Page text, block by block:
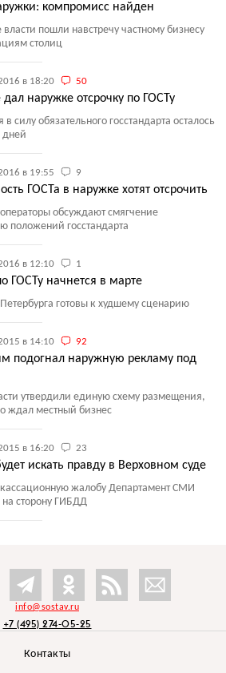
компромисс найден
пошли навстречу частному бизнесу
столиц
в 18:20 50
наружке отсрочку по ГОСТу
в силу обязательного госстандарта осталось
дней
в 19:55 9
ГОСТа в наружке хотят отсрочить
обсуждают смягчение
положений госстандарта
в 12:10 1
ГОСТу начнется в марте
готовы к худшему сценарию
в 14:10 92
подогнал наружную рекламу под
утвердили единую схему размещения,
ждал местный бизнес
в 16:20 23
искать правду в Верховном суде
кассационную жалобу Департамент СМИ
на сторону ГИБДД
info@sostav.ru
+7 (495) 274-05-25
Контакты